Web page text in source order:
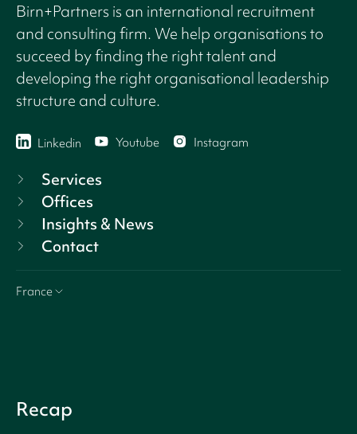
Birn+Partners is an international recruitment
and consulting firm. We help organisations to
succeed by finding the right talent and
developing the right organisational leadership
structure and culture.
Linkedin Youtube Instagram
Services
Offices
Insights & News
Contact
France
Recap